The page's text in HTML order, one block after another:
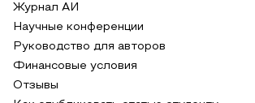
Журнал АИ
Научные конференции
Руководство для авторов
Финансовые условия
Отзывы